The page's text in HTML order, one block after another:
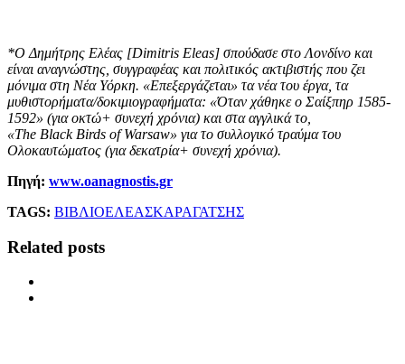
*O Δημήτρης Ελέας [Dimitris Eleas] σπούδασε στο Λονδίνο και
είναι αναγνώστης, συγγραφέας και πολιτικός ακτιβιστής που ζει
μόνιμα στη Νέα Υόρκη. «Eπεξεργάζεται» τα νέα του έργα, τα
μυθιστορήματα/δοκιμιογραφήματα: «Όταν χάθηκε ο Σαίξπηρ 1585-
1592» (για οκτώ+ συνεχή χρόνια) και στα αγγλικά το,
«The Black Birds of Warsaw» για το συλλογικό τραύμα του
Ολοκαυτώματος (για δεκατρία+ συνεχή χρόνια).
Πηγή: www.oanagnostis.gr
TAGS: ΒΙΒΛΙΟΕΛΕΑΣΚΑΡΑΓΑΤΣΗΣ
Related posts